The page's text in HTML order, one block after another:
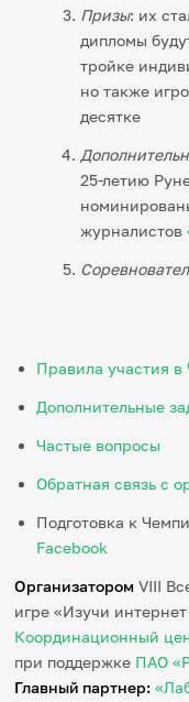
Призы: их
дипломы
тройке
но также
десятке
25-летию
журналистов
Правила участия в
Дополнительные
Частые вопросы
Обратная связь с
Подготовка к
Facebook
Организатором VIII
игре «Изучи
Координационный
при поддержке ПАО
Главный партнер: